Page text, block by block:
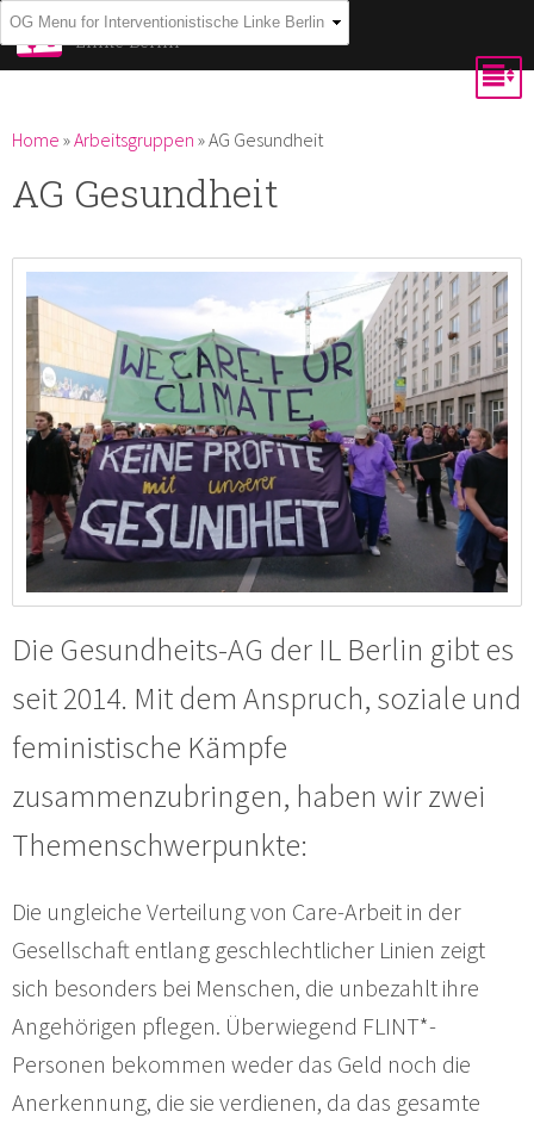
Skip to
main
content
Interventionistische
Linke Berlin
You are here
Home »Arbeitsgruppen »AG Gesundheit
AG Gesundheit
Die Gesundheits-AG der IL Berlin gibt es
seit 2014. Mit dem Anspruch, soziale und
feministische Kämpfe
zusammenzubringen, haben wir zwei
Themenschwerpunkte:
Die ungleiche Verteilung von Care-Arbeit in der
Gesellschaft entlang geschlechtlicher Linien zeigt
sich besonders bei Menschen, die unbezahlt ihre
Angehörigen pflegen. Überwiegend FLINT*-
Personen bekommen weder das Geld noch die
Anerkennung, die sie verdienen, da das gesamte